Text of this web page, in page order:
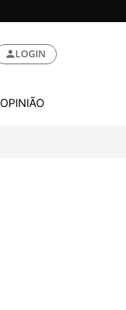
LOGIN
OPINIÃO